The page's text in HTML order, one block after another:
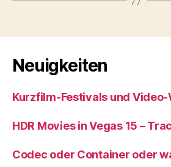
Neuigkeiten
Kurzfilm-Festivals und
HDR Movies in Vegas 15 –
Codec oder Container oder